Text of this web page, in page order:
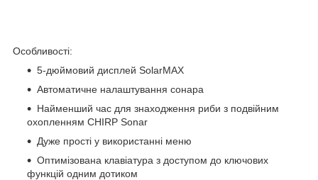
Особливості:
5-дюймовий дисплей SolarMAX
Автоматичне налаштування сонара
Найменший час для знаходження риби з подвійним
охопленням CHIRP Sonar
Дуже прості у використанні меню
Оптимізована клавіатура з доступом до ключових
функцій одним дотиком